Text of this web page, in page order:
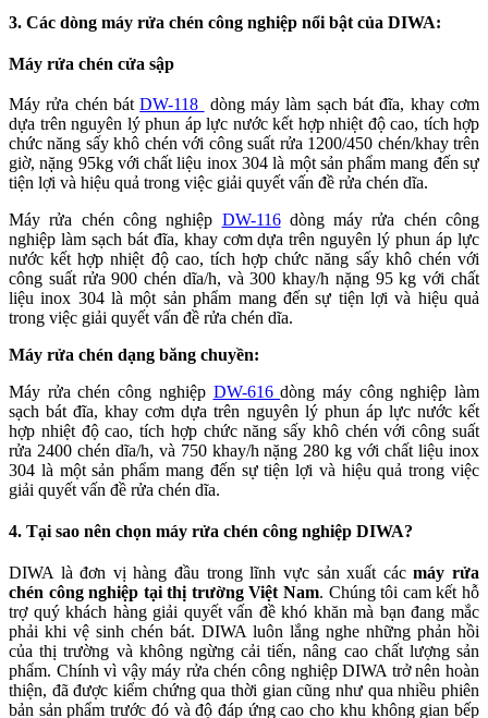
3. Các dòng máy rửa chén công nghiệp nổi bật của DIWA:
Máy rửa chén cửa sập
Máy rửa chén bátDW-118
dòng máy làm sạch bát đĩa, khay cơm
dựa trên nguyên lý phun áp lực nước kết hợp nhiệt độ cao, tích hợp
chức năng sấy khô chén với công suất rửa 1200/450 chén/khay trên
giờ, nặng 95kg với chất liệu inox 304 là một sản phẩm mang đến sự
tiện lợi và hiệu quả trong việc giải quyết vấn đề rửa chén dĩa.
Máy rửa chén công nghiệp DW-116dòng máy rửa chén công
nghiệp làm sạch bát đĩa, khay cơm dựa trên nguyên lý phun áp lực
nước kết hợp nhiệt độ cao, tích hợp chức năng sấy khô chén với
công suất rửa 900 chén dĩa/h, và 300 khay/h nặng 95 kg với chất
liệu inox 304 là một sản phẩm mang đến sự tiện lợi và hiệu quả
trong việc giải quyết vấn đề rửa chén dĩa.
Máy rửa chén dạng băng chuyền:
Máy rửa chén công nghiệp DW-616dòng máy công nghiệp làm
sạch bát đĩa, khay cơm dựa trên nguyên lý phun áp lực nước kết
hợp nhiệt độ cao, tích hợp chức năng sấy khô chén với công suất
rửa 2400 chén dĩa/h, và 750 khay/h nặng 280 kg với chất liệu inox
304 là một sản phẩm mang đến sự tiện lợi và hiệu quả trong việc
giải quyết vấn đề rửa chén dĩa.
4. Tại sao nên chọn máy rửa chén công nghiệp DIWA?
DIWA là đơn vị hàng đầu trong lĩnh vực sản xuất cácmáy rửa
chén công nghiệp tại thị trường Việt Nam. Chúng tôi cam kết hỗ
trợ quý khách hàng giải quyết vấn đề khó khăn mà bạn đang mắc
phải khi vệ sinh chén bát. DIWA luôn lắng nghe những phản hồi
của thị trường và không ngừng cải tiến, nâng cao chất lượng sản
phẩm. Chính vì vậy máy rửa chén công nghiệp DIWA trở nên hoàn
thiện, đã được kiểm chứng qua thời gian cũng như qua nhiều phiên
bản sản phẩm trước đó và độ đáp ứng cao cho khu không gian bếp